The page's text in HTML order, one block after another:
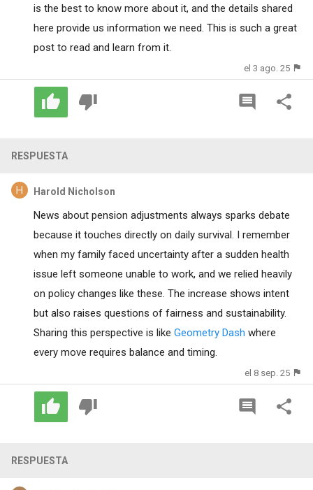
is the best to know more about it, and the details shared
here provide us information we need. This is such a great
post to read and learn from it.
el 3 ago. 25
RESPUESTA
Harold Nicholson
News about pension adjustments always sparks debate
because it touches directly on daily survival. I remember
when my family faced uncertainty after a sudden health
issue left someone unable to work, and we relied heavily
on policy changes like these. The increase shows intent
but also raises questions of fairness and sustainability.
Sharing this perspective is like Geometry Dash where
every move requires balance and timing.
el 8 sep. 25
RESPUESTA